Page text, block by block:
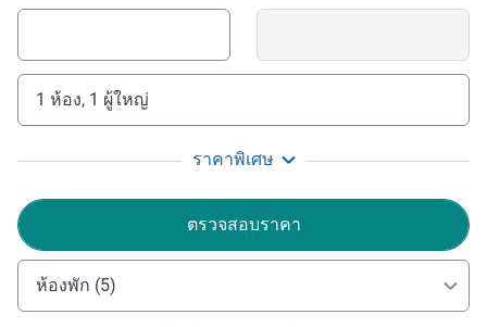
This city in southeast France has a rich historical heritage,
theater festival. Enjoy its medieval atmosphere, sunshine
and picturesque streets.
to welcome you. Enjoy a change of scenery with the
lavender, sound of cicadas and a warm welcome from our
great team. On hand to meet your every need!
ANAIS DONNET ฝ่ายบริหารโรงแรม
1 ห้อง, 1 ผู้ใหญ่
ราคาพิเศษ
ตรวจสอบราคา
ห้องพัก (5)